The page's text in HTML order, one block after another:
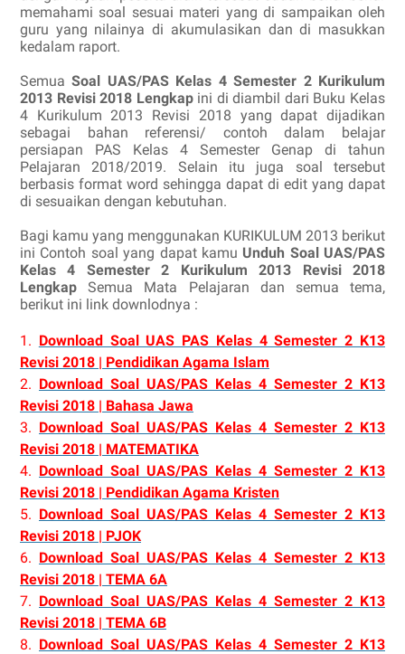
memahami soal sesuai materi yang di sampaikan oleh
guru yang nilainya di akumulasikan dan di masukkan
kedalam raport.
Semua Soal UAS/PAS Kelas 4 Semester 2 Kurikulum
2013 Revisi 2018 Lengkapini di diambil dari Buku Kelas
4 Kurikulum 2013 Revisi 2018 yang dapat dijadikan
sebagai bahan referensi/ contoh dalam belajar
persiapan PAS Kelas 4 Semester Genap di tahun
Pelajaran 2018/2019. Selain itu juga soal tersebut
berbasis format word sehingga dapat di edit yang dapat
di sesuaikan dengan kebutuhan.
Bagi kamu yang menggunakan KURIKULUM 2013 berikut
ini Contoh soal yang dapat kamu Unduh Soal UAS/PAS
Kelas 4 Semester 2 Kurikulum 2013 Revisi 2018
LengkapSemua Mata Pelajaran dan semua tema,
berikut ini link downlodnya :
1. Download Soal UAS PAS Kelas 4 Semester 2 K13
Revisi 2018 | Pendidikan Agama Islam
2. Download Soal UAS/PAS Kelas 4 Semester 2 K13
Revisi 2018 | Bahasa Jawa
3. Download Soal UAS/PAS Kelas 4 Semester 2 K13
Revisi 2018 | MATEMATIKA
4. Download Soal UAS/PAS Kelas 4 Semester 2 K13
Revisi 2018 | Pendidikan Agama Kristen
5. Download Soal UAS/PAS Kelas 4 Semester 2 K13
Revisi 2018 | PJOK
6. Download Soal UAS/PAS Kelas 4 Semester 2 K13
Revisi 2018 | TEMA 6A
7. Download Soal UAS/PAS Kelas 4 Semester 2 K13
Revisi 2018 | TEMA 6B
8. Download Soal UAS/PAS Kelas 4 Semester 2 K13